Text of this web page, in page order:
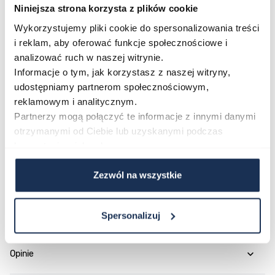
Niniejsza strona korzysta z plików cookie
Wykorzystujemy pliki cookie do spersonalizowania treści
i reklam, aby oferować funkcje społecznościowe i
analizować ruch w naszej witrynie.
Informacje o tym, jak korzystasz z naszej witryny,
udostępniamy partnerom społecznościowym,
reklamowym i analitycznym.
Partnerzy mogą połączyć te informacje z innymi danymi
otrzymanymi od Ciebie lub uzyskanymi podczas
Zezwól na wszystkie
Spersonalizuj
zegarka po zmroku. To wszechstronne narzędzie dla
osób ceniących sobie zarówno wygląd, jak i
funkcjonalność.
Wodoszczelność
Wodoszczelność na poziomie 200 metrów pozwala na
korzystanie z zegarka podczas pływania i sportów
wodnych. To idealny towarzysz dla aktywnych osób,
które potrzebują sprzętu niezawodnego w różnych
warunkach.
Opinie